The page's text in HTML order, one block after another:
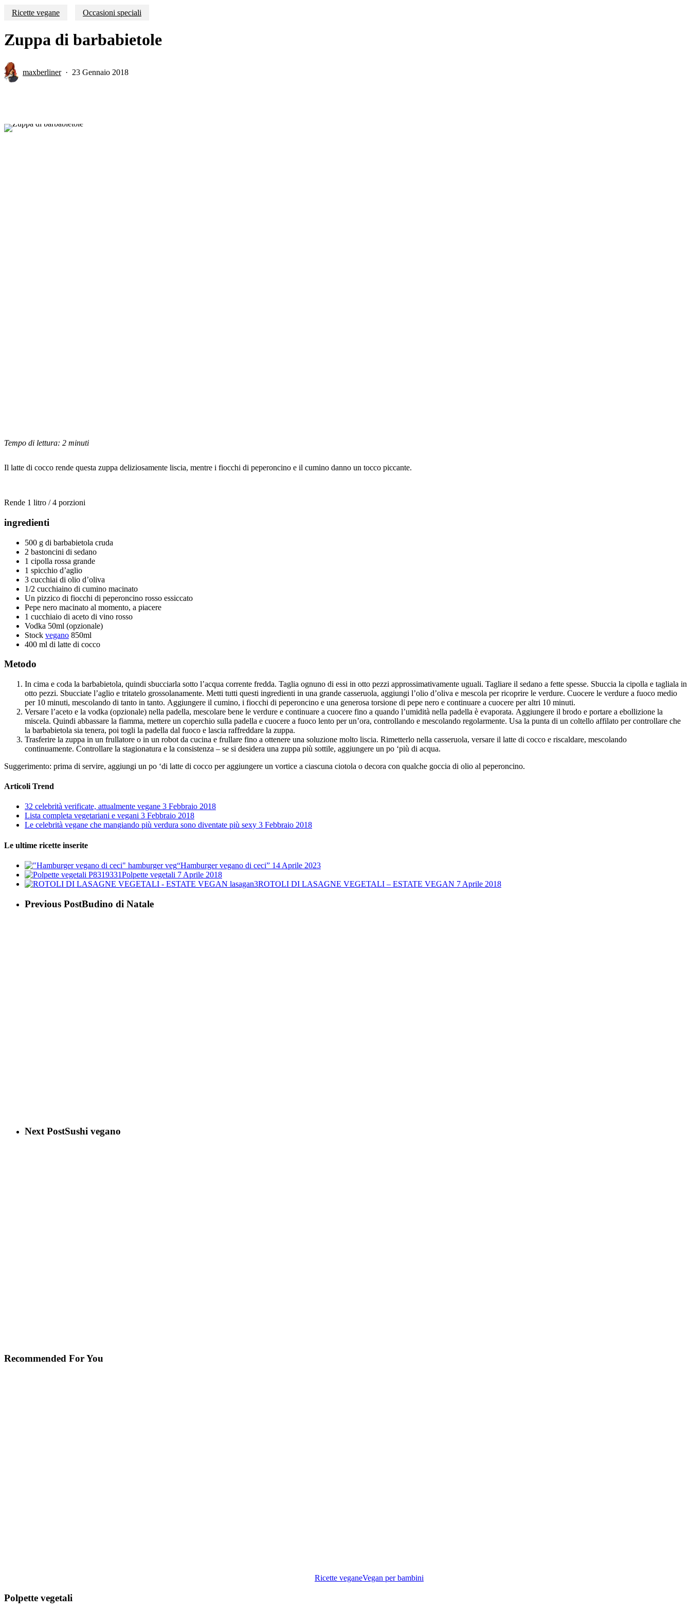
Ricette vegane Occasioni speciali
Zuppa di barbabietole
maxberliner 23 Gennaio 2018
Tempo di lettura: 2 minuti
Il latte di cocco rende questa zuppa deliziosamente liscia, mentre i fiocchi di peperoncino e il cumino danno un tocco piccante.
Rende 1 litro / 4 porzioni
ingredienti
500 g di barbabietola cruda
2 bastoncini di sedano
1 cipolla rossa grande
1 spicchio d’aglio
3 cucchiai di olio d’oliva
1/2 cucchiaino di cumino macinato
Un pizzico di fiocchi di peperoncino rosso essiccato
Pepe nero macinato al momento, a piacere
1 cucchiaio di aceto di vino rosso
Vodka 50ml (opzionale)
Stock vegano 850ml
400 ml di latte di cocco
Metodo
In cima e coda la barbabietola, quindi sbucciarla sotto l’acqua corrente fredda. Taglia ognuno di essi in otto pezzi approssimativamente uguali. Tagliare il sedano a fette spesse. Sbuccia la cipolla e tagliala in
otto pezzi. Sbucciate l’aglio e tritatelo grossolanamente. Metti tutti questi ingredienti in una grande casseruola, aggiungi l’olio d’oliva e mescola per ricoprire le verdure. Cuocere le verdure a fuoco medio
per 10 minuti, mescolando di tanto in tanto. Aggiungere il cumino, i fiocchi di peperoncino e una generosa torsione di pepe nero e continuare a cuocere per altri 10 minuti.
Versare l’aceto e la vodka (opzionale) nella padella, mescolare bene le verdure e continuare a cuocere fino a quando l’umidità nella padella è evaporata. Aggiungere il brodo e portare a ebollizione la
miscela. Quindi abbassare la fiamma, mettere un coperchio sulla padella e cuocere a fuoco lento per un’ora, controllando e mescolando regolarmente. Usa la punta di un coltello affilato per controllare che
la barbabietola sia tenera, poi togli la padella dal fuoco e lascia raffreddare la zuppa.
Trasferire la zuppa in un frullatore o in un robot da cucina e frullare fino a ottenere una soluzione molto liscia. Rimetterlo nella casseruola, versare il latte di cocco e riscaldare, mescolando
continuamente. Controllare la stagionatura e la consistenza – se si desidera una zuppa più sottile, aggiungere un po ‘più di acqua.
Suggerimento: prima di servire, aggiungi un po ‘di latte di cocco per aggiungere un vortice a ciascuna ciotola o decora con qualche goccia di olio al peperoncino.
Articoli Trend
32 celebrità verificate, attualmente vegane 3 Febbraio 2018
Lista completa vegetariani e vegani 3 Febbraio 2018
Le celebrità vegane che mangiando più verdura sono diventate più sexy 3 Febbraio 2018
Le ultime ricette inserite
“Hamburger vegano di ceci” 14 Aprile 2023
Polpette vegetali 7 Aprile 2018
ROTOLI DI LASAGNE VEGETALI – ESTATE VEGAN 7 Aprile 2018
Previous PostBudino di Natale
Next PostSushi vegano
Recommended For You
Ricette veganeVegan per bambini
Polpette vegetali